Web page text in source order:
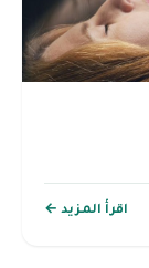
اقرأ المزيد ←